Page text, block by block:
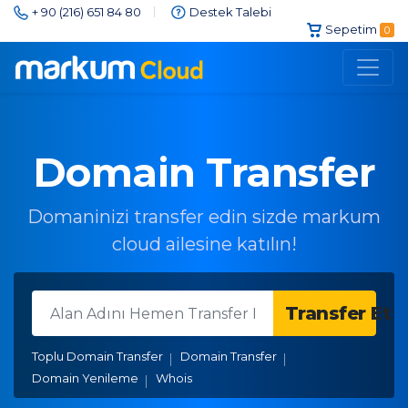
+ 90 (216) 651 84 80
Destek Talebi
Sepetim
0
sepet_id:
Domain Transfer
Domaninizi transfer edin sizde markum
cloud ailesine katılın!
Transfer Et
Toplu Domain Transfer
Domain Transfer
Domain Yenileme
Whois